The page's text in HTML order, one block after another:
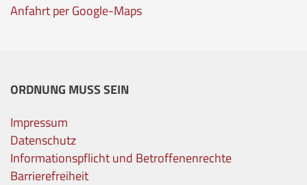
Anfahrt per Google-Maps
ORDNUNG MUSS SEIN
Impressum
Datenschutz
Informationspflicht und Betroffenenrechte
Barrierefreiheit